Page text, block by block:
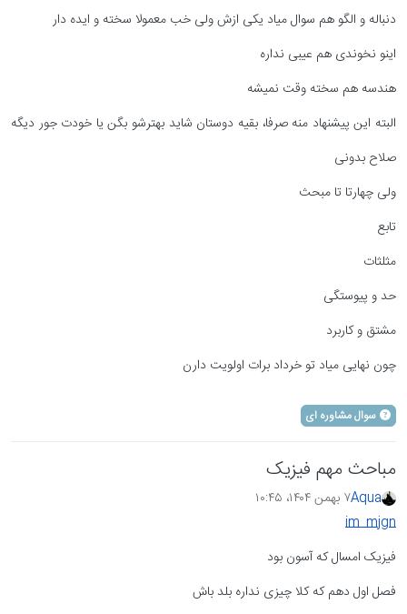
دنباله و الگو هم سوال میاد یکی ازش ولی خب معمولا سخته و ایده دار
اینو نخوندی هم عیبی نداره
هندسه هم سخته وقت نمیشه
البته این پیشنهاد منه صرفا، بقیه دوستان شاید بهترشو بگن یا خودت جور دیگه
صلاح بدونی
ولی چهارتا تا مبحث
تابع
مثلثات
حد و پیوستگی
مشتق و کاربرد
چون نهایی میاد تو خرداد برات اولویت دارن
سوال مشاوره ای
مباحث مهم فیزیک
Aqua۷ بهمن ۱۴۰۴،‏ ۱۰:۴۵
im_mjgn
فیزیک امسال که آسون بود
فصل اول دهم که کلا چیزی نداره بلد باش